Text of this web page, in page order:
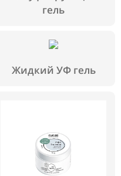
гель
Жидкий УФ гель